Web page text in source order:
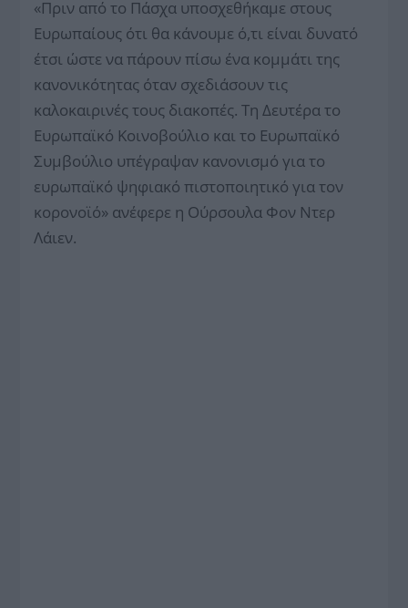
«Πριν από το Πάσχα υποσχεθήκαμε στους
Ευρωπαίους ότι θα κάνουμε ό,τι είναι δυνατό
έτσι ώστε να πάρουν πίσω ένα κομμάτι της
κανονικότητας όταν σχεδιάσουν τις
καλοκαιρινές τους διακοπές. Τη Δευτέρα το
Ευρωπαϊκό Κοινοβούλιο και το Ευρωπαϊκό
Συμβούλιο υπέγραψαν κανονισμό για το
ευρωπαϊκό ψηφιακό πιστοποιητικό για τον
κορονοϊό» ανέφερε η Ούρσουλα Φον Ντερ
Λάιεν.